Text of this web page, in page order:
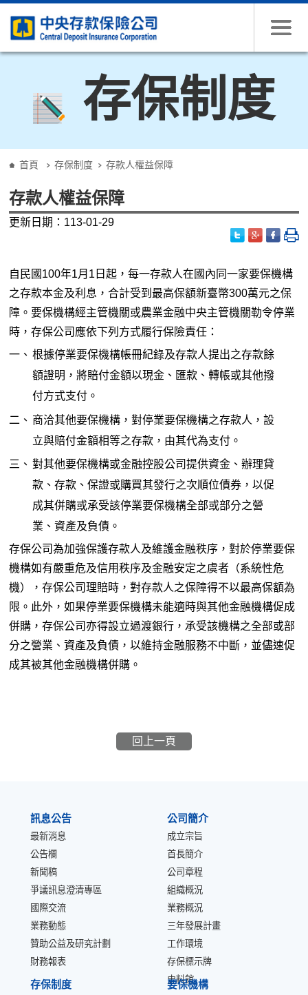
存保制度
首頁 存保制度 存款人權益保障
存款人權益保障
更新日期：113-01-29
自民國100年1月1日起，每一存款人在國內同一家要保機構
之存款本金及利息，合計受到最高保額新臺幣300萬元之保
障。要保機構經主管機關或農業金融中央主管機關勒令停業
時，存保公司應依下列方式履行保險責任：
一、 根據停業要保機構帳冊紀錄及存款人提出之存款餘
額證明，將賠付金額以現金、匯款、轉帳或其他撥
付方式支付。
二、 商洽其他要保機構，對停業要保機構之存款人，設
立與賠付金額相等之存款，由其代為支付。
三、 對其他要保機構或金融控股公司提供資金、辦理貸
款、存款、保證或購買其發行之次順位債券，以促
成其併購或承受該停業要保機構全部或部分之營
業、資產及負債。
存保公司為加強保護存款人及維護金融秩序，對於停業要保
機構如有嚴重危及信用秩序及金融安定之虞者（系統性危
機），存保公司理賠時，對存款人之保障得不以最高保額為
限。此外，如果停業要保機構未能適時與其他金融機構促成
併購，存保公司亦得設立過渡銀行，承受該機構之全部或部
分之營業、資產及負債，以維持金融服務不中斷，並儘速促
成其被其他金融機構併購。
回上一頁
訊息公告
最新消息
公告欄
新聞稿
爭議訊息澄清專區
國際交流
業務動態
贊助公益及研究計劃
財務報表
公司簡介
成立宗旨
首長簡介
公司章程
組織概況
業務概況
三年發展計畫
工作環境
存保標示牌
史料館
存保制度 要保機構